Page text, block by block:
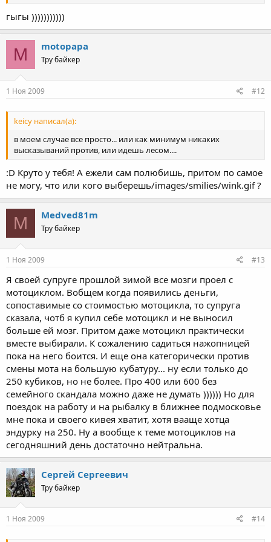
гыгы )))))))))))
M motopapa
Тру байкер
1 Ноя 2009 #12
keicy написал(а):
в моем случае все просто... или как минимум никаких
высказываний против, или идешь лесом....
:D Круто у тебя! А ежели сам полюбишь, притом по самое
не могу, что или кого выберешь/images/smilies/wink.gif ?
M Medved81m
Тру байкер
1 Ноя 2009 #13
Я своей супруге прошлой зимой все мозги проел с
мотоциклом. Вобщем когда появились деньги,
сопоставимые со стоимостью мотоцикла, то супруга
сказала, чотб я купил себе мотоцикл и не выносил
больше ей мозг. Притом даже мотоцикл практически
вместе выбирали. К сожалению садиться нажопницей
пока на него боится. И еще она категорически против
смены мота на большую кубатуру... ну если только до
250 кубиков, но не более. Про 400 или 600 без
семейного скандала можно даже не думать )))))) Но для
поездок на работу и на рыбалку в ближнее подмосковье
мне пока и своего кивея хватит, хотя вааще хотца
эндурку на 250. Ну а вообще к теме мотоциклов на
сегодняшний день достаточно нейтральна.
Сергей Сергеевич
Тру байкер
1 Ноя 2009 #14